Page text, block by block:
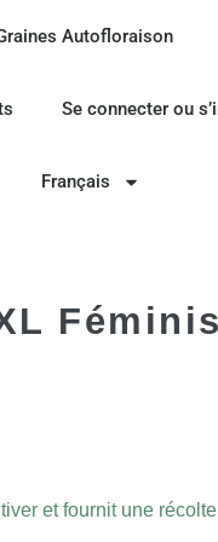
Autofloraison
Se connecter ou
Français
et fournit une